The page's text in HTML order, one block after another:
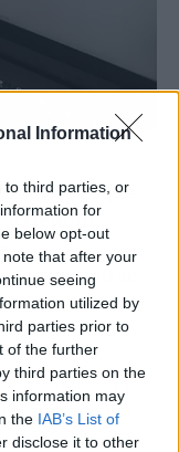
Information
to third parties, or
for
below opt-out
that after your
seeing
utilized by
parties prior to
of the further
third parties on the
information may
the IAB’s List of
disclose it to other
por el que
yGemini,
que no se
destacar los
que sucede en
de que en
humanas de